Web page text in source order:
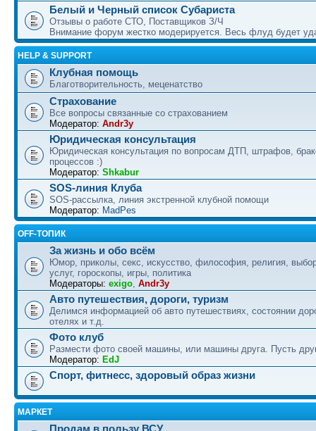
Белый и Черный список Субариста
Отзывы о работе СТО, Поставщиков З/Ч
Внимание форум жестко модерируется. Весь флуд будет
HELP & SUPPORT
Клубная помощь
Благотворительность, меценатство
Страхование
Все вопросы связанные со страхованием
Модератор: Andr3y
Юридическая консультация
Юридическая консультация по вопросам ДТП, штрафов,
процессов :)
Модератор: Shkabur
SOS-линия Клуба
SOS-рассылка, линия экстренной клубной помощи
Модератор: MadPes
OFF-ТОПИК
За жизнь и обо всём
Юмор, приколы, секс, искусство, философия, религия,
услуг, гороскопы, игры, политика
Модераторы: exigo, Andr3y
Авто путешествия, дороги, туризм
Делимся информацией об авто путешествиях, состоянии
отелях и т.д.
Фото клуб
Размести фото своей машины, или машины друга. Пусть
Модератор: EdJ
Спорт, фитнесс, здоровый образ жизни
МАРКЕТ
Продам в пользу ВСУ